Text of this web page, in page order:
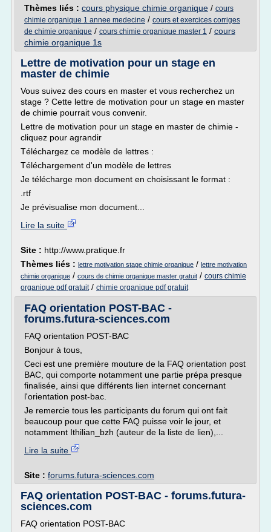
Thèmes liés : cours physique chimie organique / cours
chimie organique 1 annee medecine / cours et exercices corriges
de chimie organique / cours chimie organique master 1 / cours
chimie organique 1s
Lettre de motivation pour un stage en
master de chimie
Vous suivez des cours en master et vous recherchez un
stage ? Cette lettre de motivation pour un stage en master
de chimie pourrait vous convenir.
Lettre de motivation pour un stage en master de chimie -
cliquez pour agrandir
Téléchargez ce modèle de lettres :
Téléchargement d'un modèle de lettres
Je télécharge mon document en choisissant le format :
.rtf
Je prévisualise mon document...
Lire la suite
Site : http://www.pratique.fr
Thèmes liés : lettre motivation stage chimie organique / lettre motivation
chimie organique / cours de chimie organique master gratuit / cours chimie
organique pdf gratuit/ chimie organique pdf gratuit
FAQ orientation POST-BAC -
forums.futura-sciences.com
FAQ orientation POST-BAC
Bonjour à tous,
Ceci est une première mouture de la FAQ orientation post
BAC, qui comporte notamment une partie prépa presque
finalisée, ainsi que différents lien internet concernant
l'orientation post-bac.
Je remercie tous les participants du forum qui ont fait
beaucoup pour que cette FAQ puisse voir le jour, et
notamment Ithilian_bzh (auteur de la liste de lien),...
Lire la suite
Site : forums.futura-sciences.com
FAQ orientation POST-BAC - forums.futura-
sciences.com
FAQ orientation POST-BAC